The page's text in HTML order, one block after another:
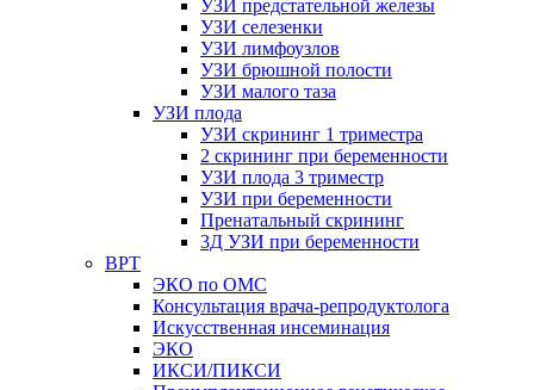
УЗИ предстательной железы
УЗИ селезенки
УЗИ лимфоузлов
УЗИ брюшной полости
УЗИ малого таза
УЗИ плода
УЗИ скрининг 1 триместра
2 скрининг при беременности
УЗИ плода 3 триместр
УЗИ при беременности
Пренатальный скрининг
3Д УЗИ при беременности
ВРТ
ЭКО по ОМС
Консультация врача-репродуктолога
Искусственная инсеминация
ЭКО
ИКСИ/ПИКСИ